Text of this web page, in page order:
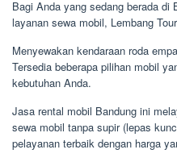
Bagi Anda yang sedang berada di
layanan sewa mobil, Lembang
Menyewakan kendaraan roda
Tersedia beberapa pilihan mobil
kebutuhan Anda.
Jasa rental mobil Bandung ini
sewa mobil tanpa supir (lepas
pelayanan terbaik dengan harga